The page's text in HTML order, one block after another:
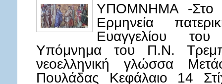
ΥΠΟΜΝΗΜΑ -Στο
Ερμηνεία
Ευαγγελίου του
Υπόμνημα του Π.Ν.
νεοελληνική γλώσσα
Πουλάδας Κεφάλαιο 14